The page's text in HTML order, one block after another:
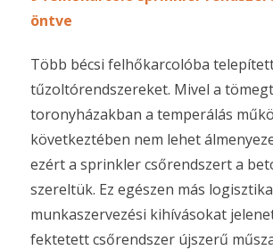
öntve
Több bécsi felhőkarcolóba
tűzoltórendszereket. Mivel a
toronyházakban a temperálás
következtében nem lehet
ezért a sprinkler csőrendszert a
szereltük. Ez egészen más
munkaszervezési kihívásokat
fektetett csőrendszer újszerű